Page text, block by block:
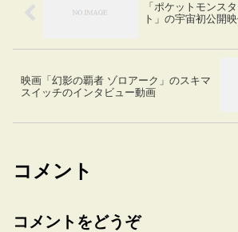
「ポケットモンス
ト」の宇宙初公開
映画「幻影の覇者 ゾロアーク」のスキマ
スイッチのインタビュー動画
コメント
コメントをどうぞ